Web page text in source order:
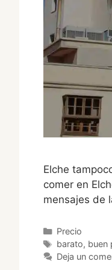
Elche
comer en
mensajes de
Categorías
Precio
Etiquetas
barato, buen
Deja un